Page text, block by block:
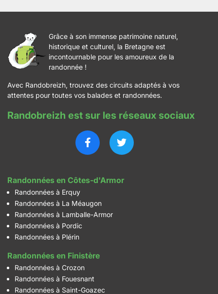
Grâce à son immense patrimoine naturel,
historique et culturel, la Bretagne est
incontournable pour les amoureux de la
randonnée !
Avec Randobreizh, trouvez des circuits adaptés à vos
attentes pour toutes vos balades et randonnées.
Randobreizh est sur les réseaux sociaux
Randonnées en Côtes-d'Armor
Randonnées à Erquy
Randonnées à La Méaugon
Randonnées à Lamballe-Armor
Randonnées à Pordic
Randonnées à Plérin
Randonnées en Finistère
Randonnées à Crozon
Randonnées à Fouesnant
Randonnées à Saint-Goazec